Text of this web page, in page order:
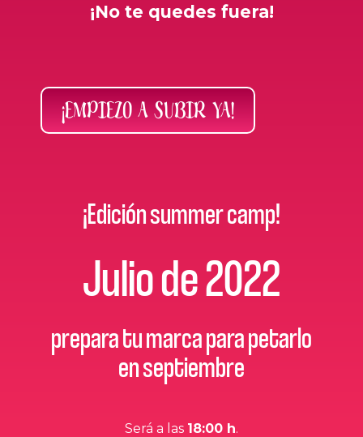
¡No te quedes fuera!
¡EMPIEZO A SUBIR YA!
¡Edición summer camp!
Julio de 2022
prepara tu marca para petarlo
en septiembre
Será a las 18:00 h.